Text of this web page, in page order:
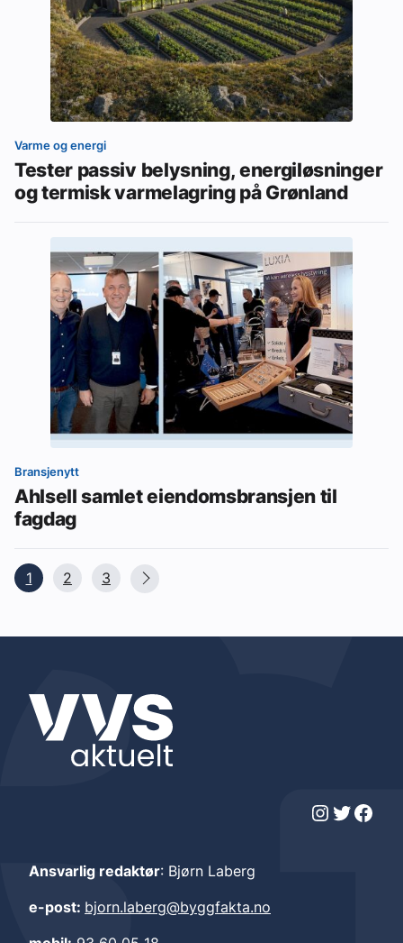
Varme og energi
Tester passiv belysning, energiløsninger
og termisk varmelagring på Grønland
Bransjenytt
Ahlsell samlet eiendomsbransjen til
fagdag
1 2 3
Instagram Twitter Facebook
Ansvarlig redaktør: Bjørn Laberg
e-post: bjorn.laberg@byggfakta.no